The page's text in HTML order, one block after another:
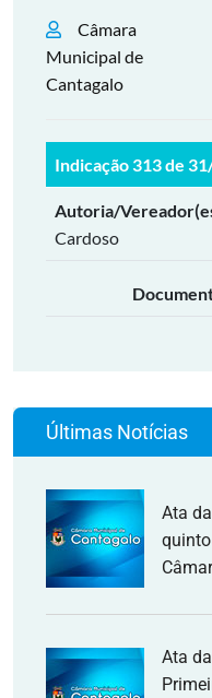
Câmara
Municipal de
Cantagalo
Indicação 313 de
Autoria/
Cardoso
Últimas Notícias
Ata
Ata